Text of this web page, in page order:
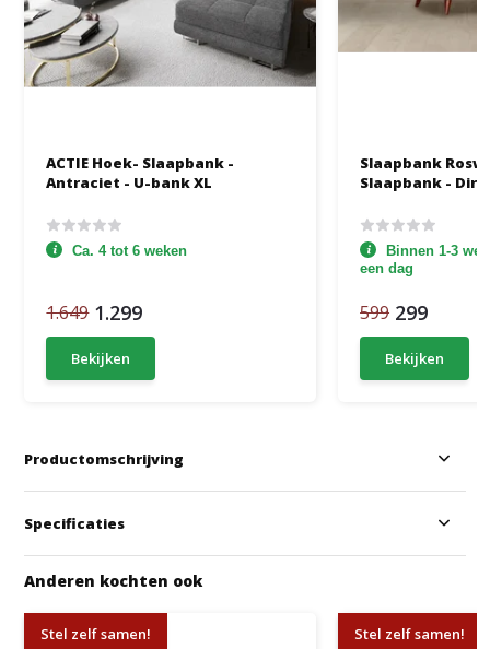
ACTIE Hoek- Slaapbank -
Antraciet - U-bank XL
Ca. 4 tot 6 weken
1.649 1.299
Bekijken
Slaapbank
Slaapbank -
Binnen 1-3
een dag
599 299
Bekijken
Productomschrijving
Specificaties
Anderen kochten ook
Stel zelf samen! Stel zelf samen!